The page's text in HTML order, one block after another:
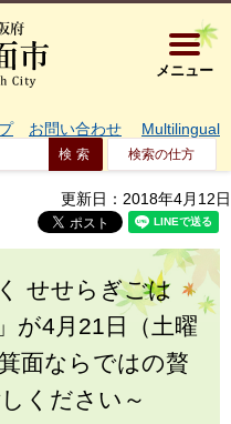
大阪府箕
メニュー
お問い合わせ Multilingual
検索の仕方
更新日：2018年4月12日
せせらぎごは
が4月21日（土曜
面ならではの贅
ください～